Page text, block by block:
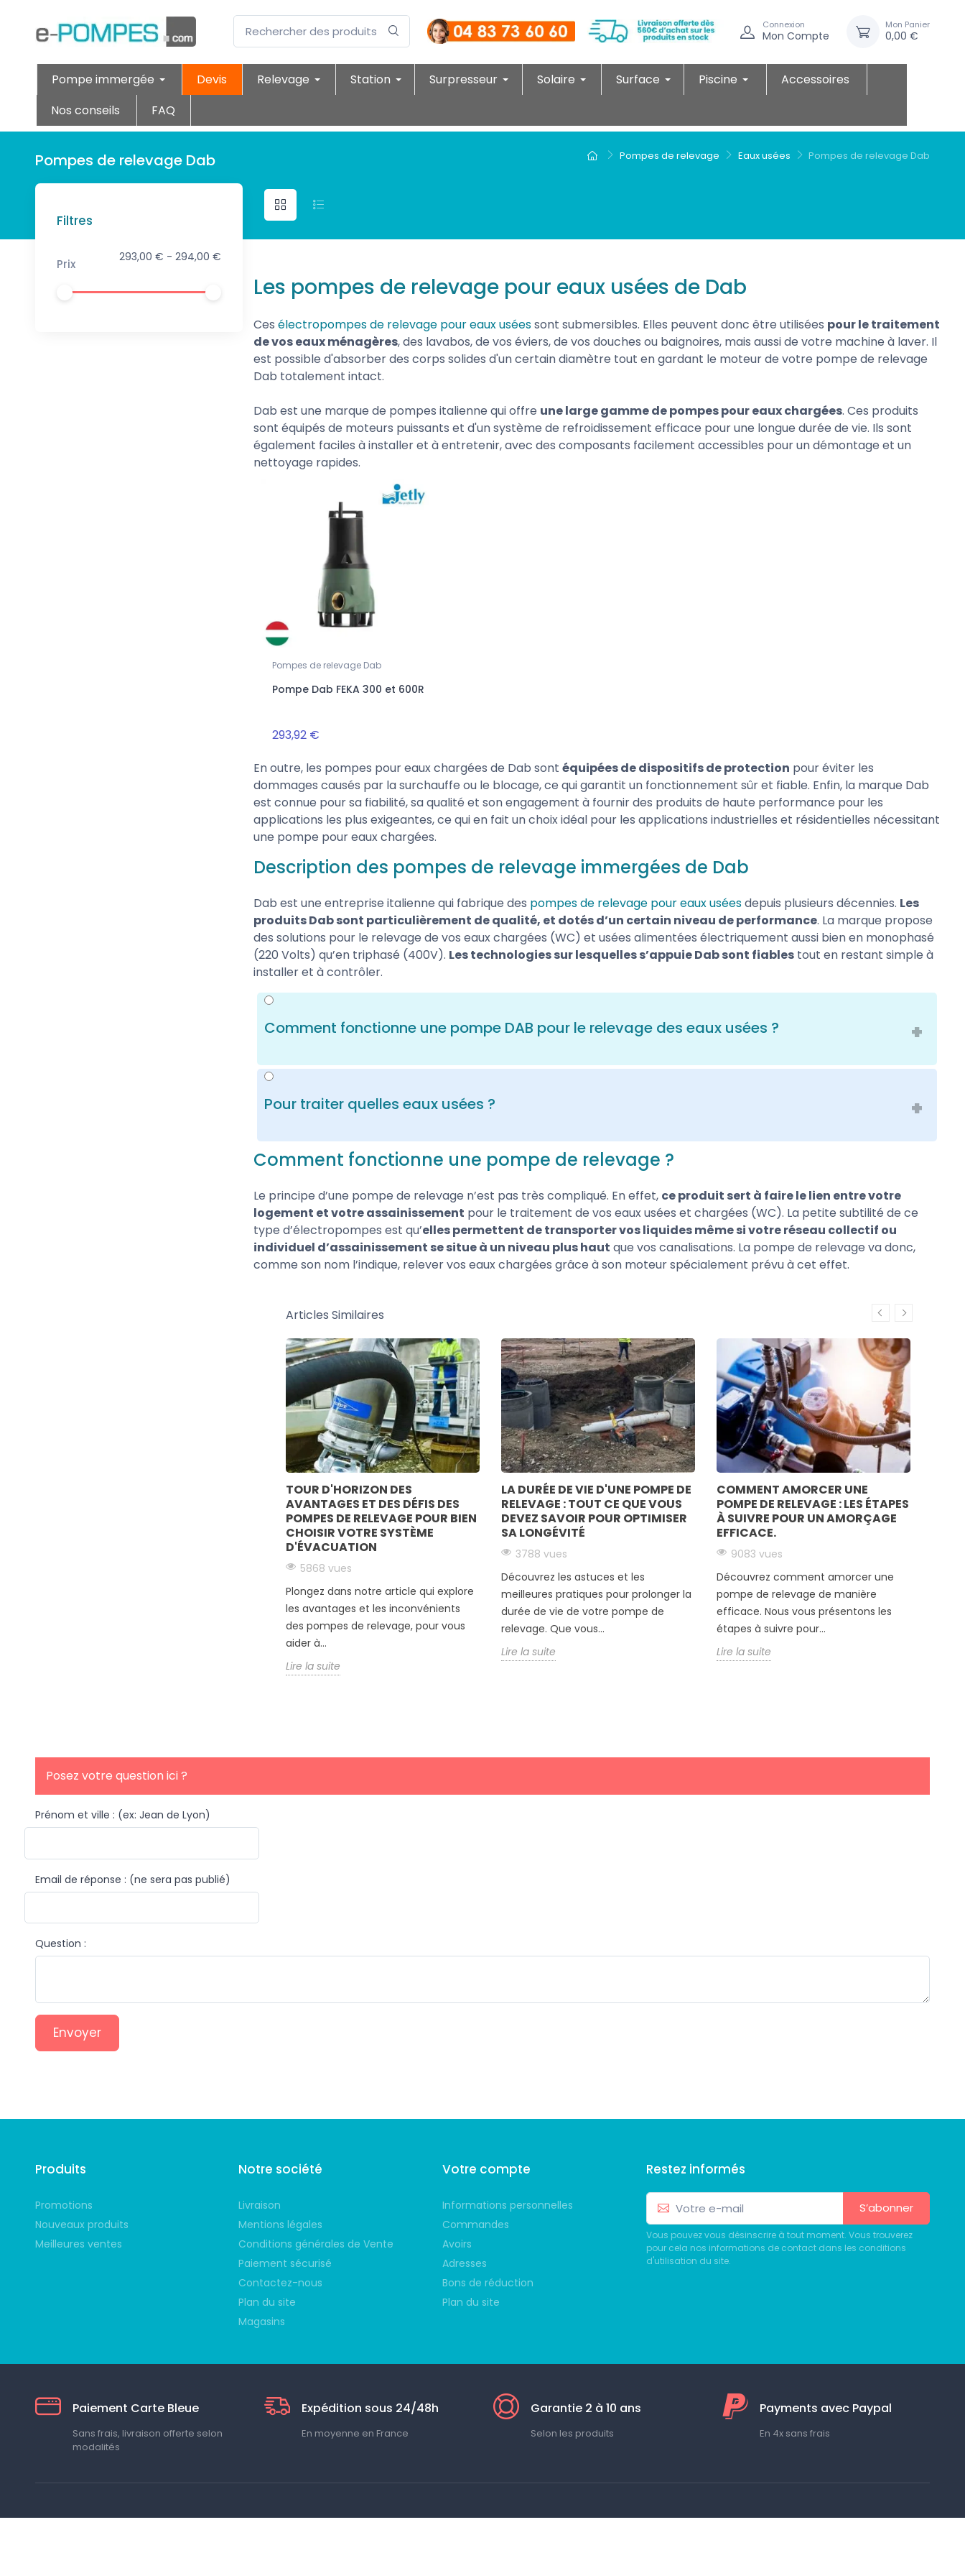
Connexion
Mon Compte
Mon Panier
0,00 €
Pompe immergée Devis Relevage Station Surpresseur Solaire Surface Piscine
Accessoires
Nos conseils
FAQ
Pompes de relevage Eaux usées Pompes de relevage Dab
Pompes de relevage Dab
Filtres
Prix 293,00 € - 294,00 €
Les pompes de relevage pour eaux usées de Dab
Ces électropompes de relevage pour eaux uséessont submersibles. Elles peuvent donc être utilisées pour le traitement
de vos eaux ménagères, des lavabos, de vos éviers, de vos douches ou baignoires, mais aussi de votre machine à laver. Il
est possible d'absorber des corps solides d'un certain diamètre tout en gardant le moteur de votre pompe de relevage
Dab totalement intact.
Dab est une marque de pompes italienne qui offre une large gamme de pompes pour eaux chargées. Ces produits
sont équipés de moteurs puissants et d'un système de refroidissement efficace pour une longue durée de vie. Ils sont
également faciles à installer et à entretenir, avec des composants facilement accessibles pour un démontage et un
nettoyage rapides.
Pompes de relevage Dab
Pompe Dab FEKA 300 et 600R
293,92 €
En outre, les pompes pour eaux chargées de Dab sont équipées de dispositifs de protection pour éviter les
dommages causés par la surchauffe ou le blocage, ce qui garantit un fonctionnement sûr et fiable. Enfin, la marque Dab
est connue pour sa fiabilité, sa qualité et son engagement à fournir des produits de haute performance pour les
applications les plus exigeantes, ce qui en fait un choix idéal pour les applications industrielles et résidentielles nécessitant
une pompe pour eaux chargées.
Description des pompes de relevage immergées de Dab
Dab est une entreprise italienne qui fabrique des pompes de relevage pour eaux uséesdepuis plusieurs décennies. Les
produits Dab sont particulièrement de qualité, et dotés d’un certain niveau de performance. La marque propose
des solutions pour le relevage de vos eaux chargées (WC) et usées alimentées électriquement aussi bien en monophasé
(220 Volts) qu’en triphasé (400V). Les technologies sur lesquelles s’appuie Dab sont fiablestout en restant simple à
installer et à contrôler.
Comment fonctionne une pompe DAB pour le relevage des eaux usées ?
Dab travaille spécialement sur le rendement de ses produits afin d’optimiser au mieux ses pompes de relevage
immergées. Ainsi,
électropompe. Ces produits possèdent une
solides qui pourraient être présents dans vos eaux. De plus, selon le modèle que vous choisissez, une roue vortex,
Pour traiter quelles eaux usées ?
Parmi les eaux domestiques que ces pompes de relevage peuvent traiter, on retrouve notamment leseaux grises,
ou ménagères, puisqu’elles proviennent de la cuisine, de la salle de bain ou encore de la machine à laver. Plusieurs
la pressionexprimée en bars, mais aussi la hauteur manométrique mesurée en mètres. Tous ces éléments que
vous retrouverez sur les pages de chaque produit vous permettront ensuite de vous diriger vers la pompe immergée
qui correspond parfaitement à vos besoins.
Comment fonctionne une pompe de relevage ?
Le principe d’une pompe de relevage n’est pas très compliqué. En effet, ce produit sert à faire le lien entre votre
logement et votre assainissement pour le traitement de vos eaux usées et chargées (WC). La petite subtilité de ce
type d’électropompes est qu’elles permettent de transporter vos liquides même si votre réseau collectif ou
individuel d’assainissement se situe à un niveau plus haut que vos canalisations. La pompe de relevage va donc,
comme son nom l’indique, relever vos eaux chargées grâce à son moteur spécialement prévu à cet effet.
Articles Similaires
TOUR D'HORIZON DES
AVANTAGES ET DES DÉFIS DES
POMPES DE RELEVAGE POUR BIEN
CHOISIR VOTRE SYSTÈME
D'ÉVACUATION
5868 vues
Plongez dans notre article qui explore
les avantages et les inconvénients
des pompes de relevage, pour vous
aider à...
Lire la suite
LA DURÉE DE VIE D'UNE POMPE DE
RELEVAGE : TOUT CE QUE VOUS
DEVEZ SAVOIR POUR OPTIMISER
SA LONGÉVITÉ
3788 vues
Découvrez les astuces et les
meilleures pratiques pour prolonger la
durée de vie de votre pompe de
relevage. Que vous...
Lire la suite
COMMENT AMORCER UNE
POMPE DE RELEVAGE : LES ÉTAPES
À SUIVRE POUR UN AMORÇAGE
EFFICACE.
9083 vues
Découvrez comment amorcer une
pompe de relevage de manière
efficace. Nous vous présentons les
étapes à suivre pour...
Lire la suite
Posez votre question ici ?
Prénom et ville : (ex: Jean de Lyon)
Email de réponse : (ne sera pas publié)
Question :
Envoyer
Produits
Promotions
Nouveaux produits
Meilleures ventes
Notre société
Livraison
Mentions légales
Conditions générales de Vente
Paiement sécurisé
Contactez-nous
Plan du site
Magasins
Votre compte
Informations personnelles
Commandes
Avoirs
Adresses
Bons de réduction
Plan du site
Restez informés
S’abonner
Vous pouvez vous désinscrire à tout moment. Vous trouverez
pour cela nos informations de contact dans les conditions
d'utilisation du site.
Paiement Carte Bleue
Sans frais, livraison offerte selon
modalités
Expédition sous 24/48h
En moyenne en France
Garantie 2 à 10 ans
Selon les produits
Payments avec Paypal
En 4x sans frais